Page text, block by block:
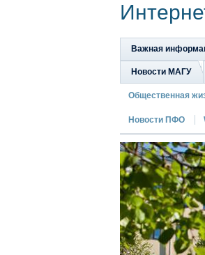
Важная
Новости МАГУ
Общественная
Новости ПФО